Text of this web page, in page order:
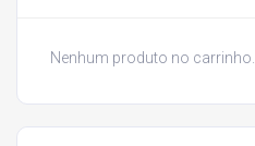
Nenhum produto no carrinho.